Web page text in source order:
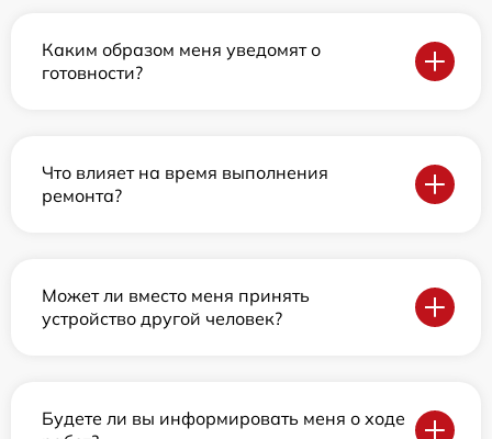
Каким образом меня уведомят о
готовности?
Что влияет на время выполнения
ремонта?
Может ли вместо меня принять
устройство другой человек?
Будете ли вы информировать меня о ходе